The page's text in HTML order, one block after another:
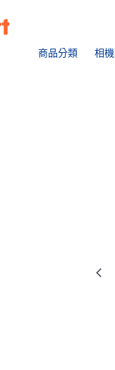
商品分類 相